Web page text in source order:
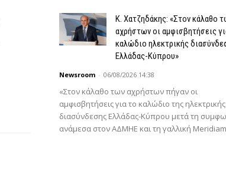
Κ. Χατζηδάκης: «Στον κάλαθο
αχρήστων οι αμφισβητήσεις
καλώδιο ηλεκτρικής
Ελλάδας-Κύπρου»
Newsroom - 06/08/2026 14:38
«Στον κάλαθο των αχρήστων πήγαν οι
αμφισβητήσεις για το καλώδιο της ηλεκτρικής
διασύνδεσης Ελλάδας-Κύπρου μετά τη
ανάμεσα στον ΑΔΜΗΕ και τη γαλλική